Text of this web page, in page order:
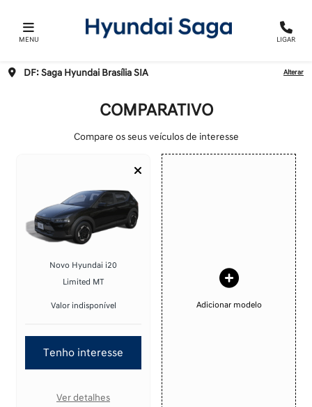
MENU LIGAR
DF: Saga Hyundai Brasília SIA Alterar
COMPARATIVO
Compare os seus veículos de interesse
Novo Hyundai i20
Limited MT
Valor indisponível
Tenho interesse
Ver detalhes
Adicionar modelo